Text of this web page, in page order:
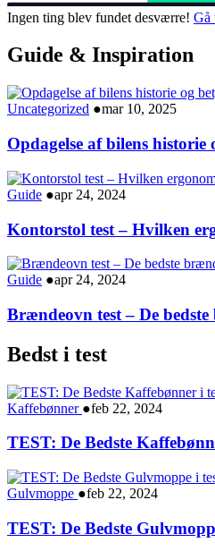
Ingen ting blev fundet desværre! Gå
Guide & Inspiration
Uncategorized ●mar 10, 2025
Opdagelse af bilens historie
Guide ●apr 24, 2024
Kontorstol test – Hvilken
Guide ●apr 24, 2024
Brændeovn test – De
Bedst i test
Kaffebønner ●feb 22, 2024
TEST: De Bedste
Gulvmoppe ●feb 22, 2024
TEST: De Bedste